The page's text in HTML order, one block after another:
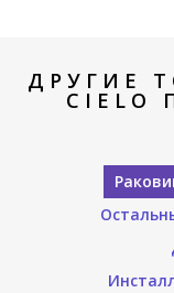
ДРУГИЕ
CIELO